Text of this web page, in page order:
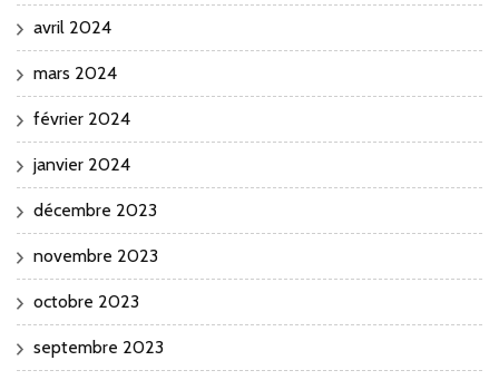
avril 2024
mars 2024
février 2024
janvier 2024
décembre 2023
novembre 2023
octobre 2023
septembre 2023